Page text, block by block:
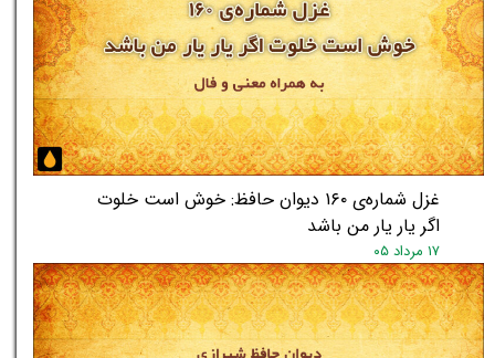
★
غزل شماره‌ی ۱۶۰ دیوان حافظ: خوش است خلوت
اگر یار یار من باشد
۱۷ مرداد ۰۵